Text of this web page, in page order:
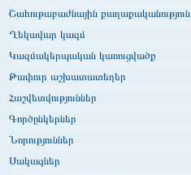
Շահութաբաժնային քաղաքականություն
Ղեկավար կազմ
Կազմակերպական կառուցվածք
Թափուր աշխատատեղեր
Հաշվետվություններ
Գործընկերներ
Նորություններ
Սակագներ